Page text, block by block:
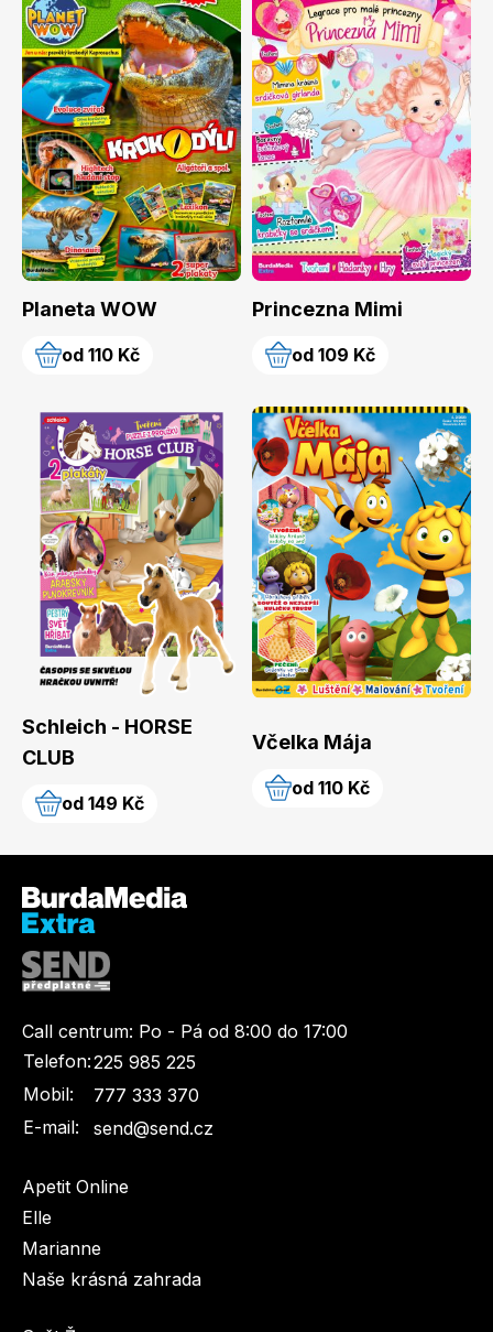
Toprecepty.cz
Planeta WOW
od 110 Kč
Princezna Mimi
od 109 Kč
Schleich - HORSE
CLUB
od 149 Kč
Včelka Mája
od 110 Kč
Call centrum: Po - Pá od 8:00 do 17:00
Telefon:225 985 225
Mobil:
777 333 370
E-mail:
send@send.cz
Apetit Online
Elle
Marianne
Naše krásná zahrada